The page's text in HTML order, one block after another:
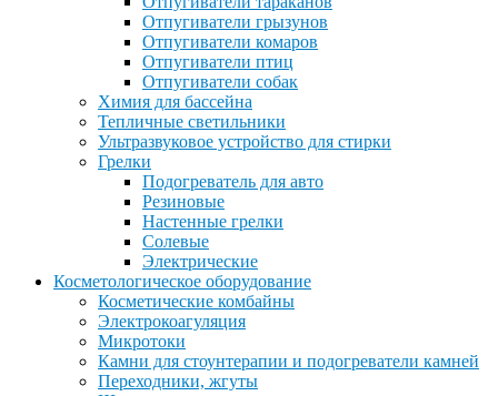
Отпугиватели грызунов
Отпугиватели комаров
Отпугиватели птиц
Отпугиватели собак
Химия для бассейна
Тепличные светильники
Ультразвуковое устройство для стирки
Грелки
Подогреватель для авто
Резиновые
Настенные грелки
Солевые
Электрические
Косметологическое оборудование
Косметические комбайны
Электрокоагуляция
Микротоки
Камни для стоунтерапии и подогреватели камней
Переходники, жгуты